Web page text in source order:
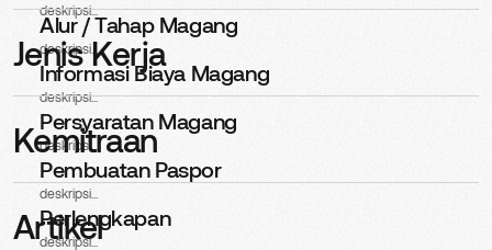
deskripsi...
Alur / Tahap Magang
deskripsi...
Informasi Biaya Magang
deskripsi...
Persyaratan Magang
deskripsi...
Pembuatan Paspor
deskripsi...
Perlengkapan
deskripsi...
Jenis Kerja
Kemitraan
Artikel
PUBLISHED
13, Mei 2026